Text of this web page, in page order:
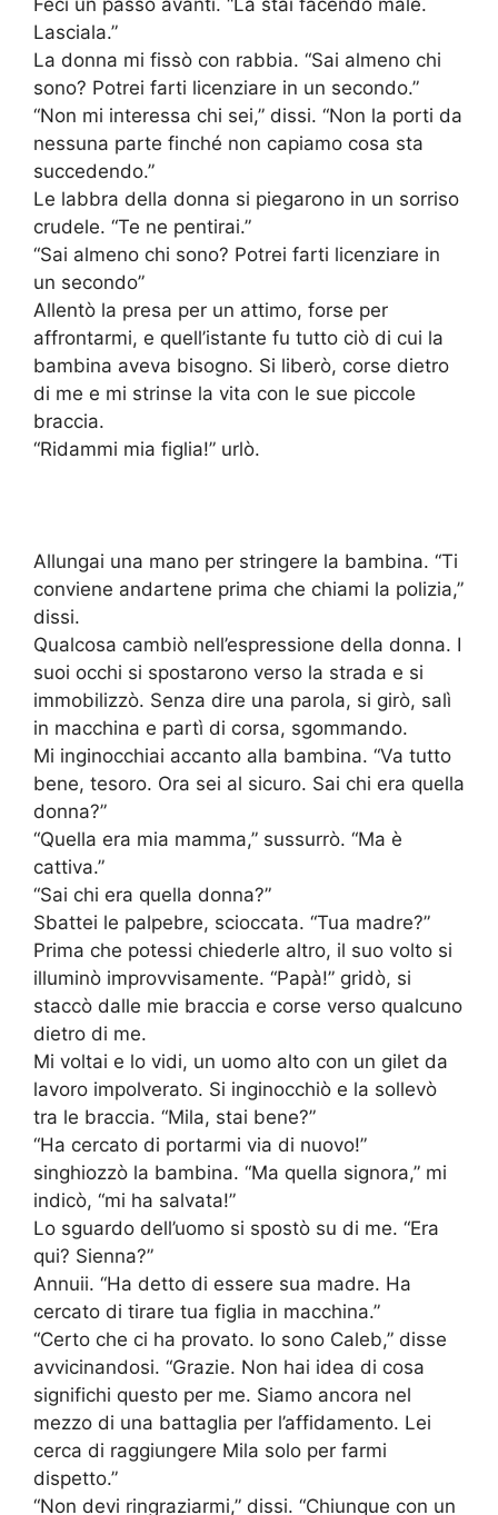
Feci un passo avanti. “La stai facendo male.
Lasciala.”
La donna mi fissò con rabbia. “Sai almeno chi
sono? Potrei farti licenziare in un secondo.”
“Non mi interessa chi sei,” dissi. “Non la porti da
nessuna parte finché non capiamo cosa sta
succedendo.”
Le labbra della donna si piegarono in un sorriso
crudele. “Te ne pentirai.”
“Sai almeno chi sono? Potrei farti licenziare in
un secondo”
Allentò la presa per un attimo, forse per
affrontarmi, e quell’istante fu tutto ciò di cui la
bambina aveva bisogno. Si liberò, corse dietro
di me e mi strinse la vita con le sue piccole
braccia.
“Ridammi mia figlia!” urlò.
Allungai una mano per stringere la bambina. “Ti
conviene andartene prima che chiami la polizia,”
dissi.
Qualcosa cambiò nell’espressione della donna. I
suoi occhi si spostarono verso la strada e si
immobilizzò. Senza dire una parola, si girò, salì
in macchina e partì di corsa, sgommando.
Mi inginocchiai accanto alla bambina. “Va tutto
bene, tesoro. Ora sei al sicuro. Sai chi era quella
donna?”
“Quella era mia mamma,” sussurrò. “Ma è
cattiva.”
“Sai chi era quella donna?”
Sbattei le palpebre, scioccata. “Tua madre?”
Prima che potessi chiederle altro, il suo volto si
illuminò improvvisamente. “Papà!” gridò, si
staccò dalle mie braccia e corse verso qualcuno
dietro di me.
Mi voltai e lo vidi, un uomo alto con un gilet da
lavoro impolverato. Si inginocchiò e la sollevò
tra le braccia. “Mila, stai bene?”
“Ha cercato di portarmi via di nuovo!”
singhiozzò la bambina. “Ma quella signora,” mi
indicò, “mi ha salvata!”
Lo sguardo dell’uomo si spostò su di me. “Era
qui? Sienna?”
Annuii. “Ha detto di essere sua madre. Ha
cercato di tirare tua figlia in macchina.”
“Certo che ci ha provato. Io sono Caleb,” disse
avvicinandosi. “Grazie. Non hai idea di cosa
significhi questo per me. Siamo ancora nel
mezzo di una battaglia per l’affidamento. Lei
cerca di raggiungere Mila solo per farmi
dispetto.”
“Non devi ringraziarmi,” dissi. “Chiunque con un